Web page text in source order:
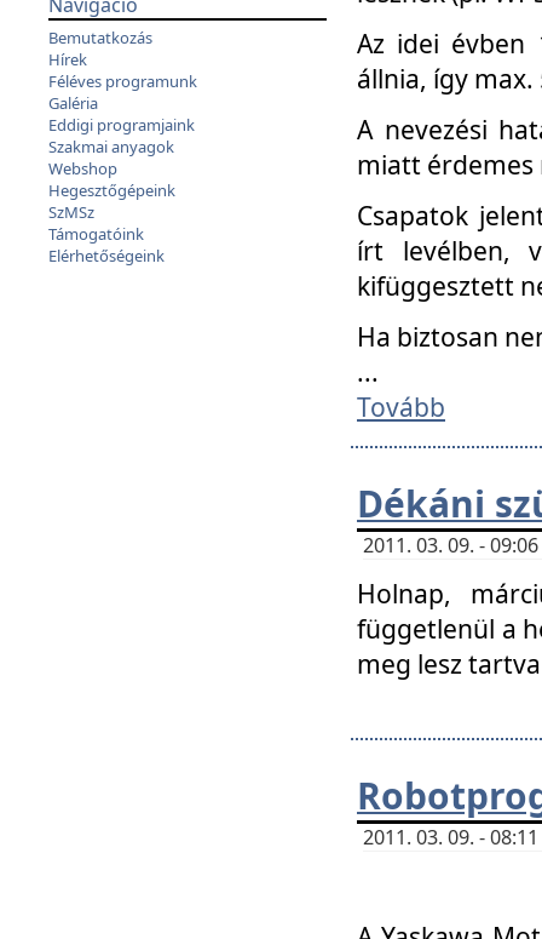
Bemutatkozás
Hírek
Féléves programunk
Galéria
Eddigi programjaink
Szakmai anyagok
Webshop
Hegesztőgépeink
SzMSz
Támogatóink
Elérhetőségeink
Az idei évben
állnia, így
A nevezési
miatt érdemes
Csapatok
írt levélben,
kifüggesztett
Ha biztosan
...
Tovább
Dékáni
2011. 03. 09. -
Holnap,
függetlenül a
meg lesz
2011. 03. 09. -